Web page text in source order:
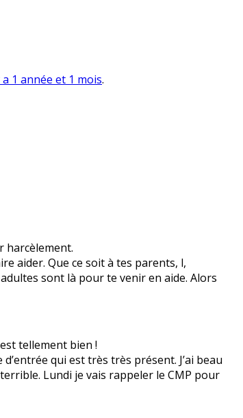
a 1 année et 1 mois.
harcèlement.
aider. Que ce soit à tes parents, l,
sont là pour te venir en aide. Alors
tellement bien !
qui est très très présent. J’ai beau
Lundi je vais rappeler le CMP pour